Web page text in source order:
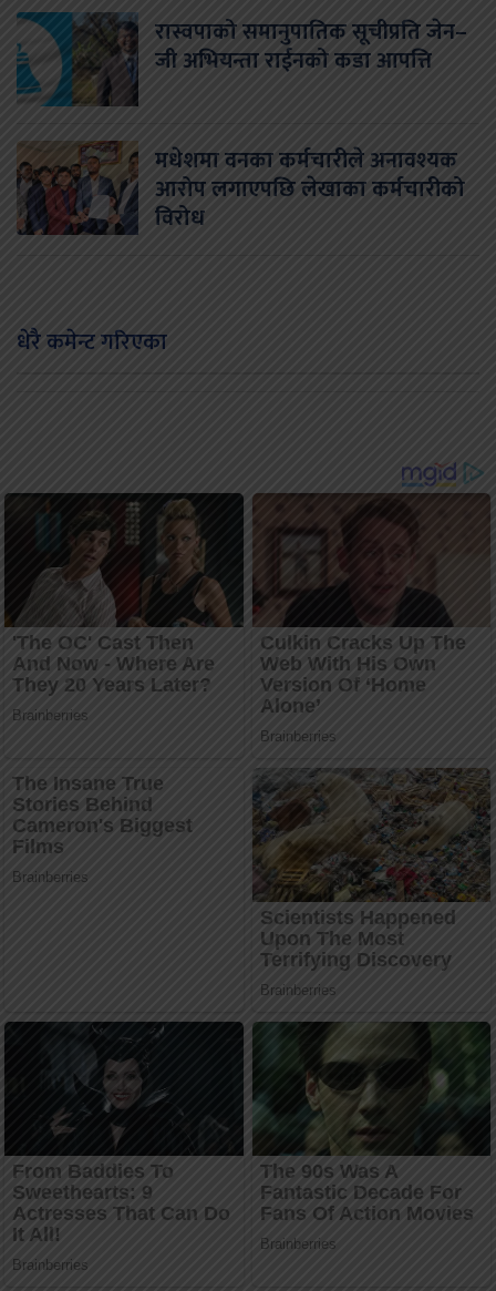
रास्वपाको समानुपातिक सूचीप्रति जेन–
जी अभियन्ता राईनको कडा आपत्ति
मधेशमा वनका कर्मचारीले अनावश्यक
आरोप लगाएपछि लेखाका कर्मचारीको
विरोध
धेरै कमेन्ट गरिएका